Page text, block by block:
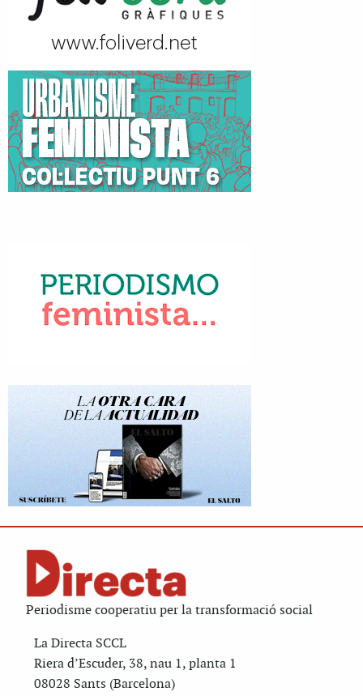
Periodisme cooperatiu per la transformació social
La Directa SCCL
Riera d’Escuder, 38, nau 1, planta 1
08028 Sants (Barcelona)